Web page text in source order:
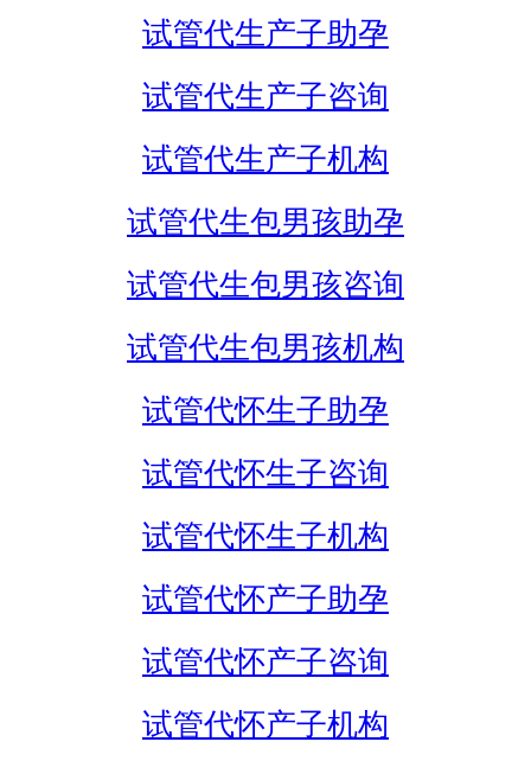
试管代生产子助孕
试管代生产子咨询
试管代生产子机构
试管代生包男孩助孕
试管代生包男孩咨询
试管代生包男孩机构
试管代怀生子助孕
试管代怀生子咨询
试管代怀生子机构
试管代怀产子助孕
试管代怀产子咨询
试管代怀产子机构